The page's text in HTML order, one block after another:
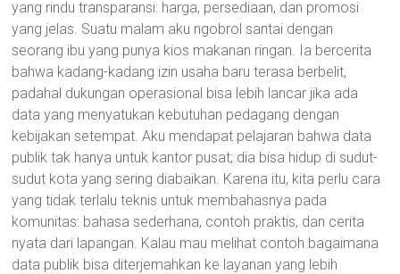
yang rindu transparansi: harga, persediaan, dan promosi
yang jelas. Suatu malam aku ngobrol santai dengan
seorang ibu yang punya kios makanan ringan. Ia bercerita
bahwa kadang-kadang izin usaha baru terasa berbelit,
padahal dukungan operasional bisa lebih lancar jika ada
data yang menyatukan kebutuhan pedagang dengan
kebijakan setempat. Aku mendapat pelajaran bahwa data
publik tak hanya untuk kantor pusat; dia bisa hidup di sudut-
sudut kota yang sering diabaikan. Karena itu, kita perlu cara
yang tidak terlalu teknis untuk membahasnya pada
komunitas: bahasa sederhana, contoh praktis, dan cerita
nyata dari lapangan. Kalau mau melihat contoh bagaimana
data publik bisa diterjemahkan ke layanan yang lebih